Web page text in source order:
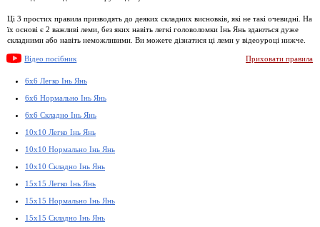
Ці 3 простих правила призводять до деяких складних висновків, які не такі очевидні. На
їх основі є 2 важливі леми, без яких навіть легкі головоломки Інь Янь здаються дуже
складними або навіть неможливими. Ви можете дізнатися ці леми у відеоуроці нижче.
Відео посібник Приховати правила
6x6 Легко Інь Янь
6x6 Нормально Інь Янь
6x6 Складно Інь Янь
10x10 Легко Інь Янь
10x10 Нормально Інь Янь
10x10 Складно Інь Янь
15x15 Легко Інь Янь
15x15 Нормально Інь Янь
15x15 Складно Інь Янь